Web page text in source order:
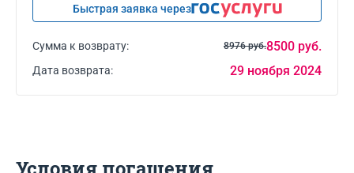
Быстрая заявка через
Сумма к возврату: 8500 руб.
8976 руб.
Дата возврата: 29 ноября 2024